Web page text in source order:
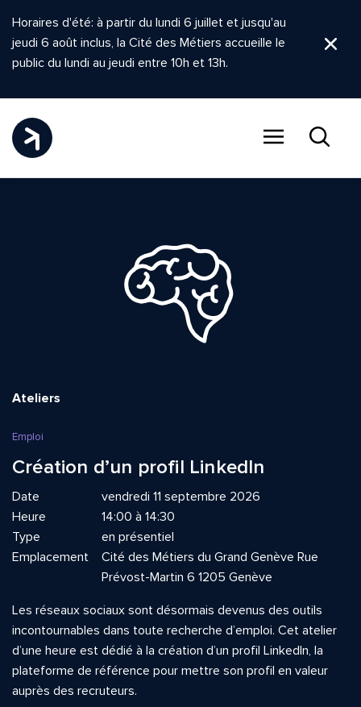
Horaires d'été: à partir du lundi 6 juillet et jusqu'au
jeudi 6 août inclus, la Cité des Métiers accueille le
public du lundi au jeudi entre 10h et 13h.
Ateliers
Emploi
Création d’un profil LinkedIn
Date
vendredi 11 septembre 2026
Heure
14:00 à 14:30
Type
en présentiel
Emplacement
Cité des Métiers du Grand Genève Rue
Prévost-Martin 6 1205 Genève
Les réseaux sociaux sont désormais devenus des outils
incontournables dans toute recherche d’emploi. Cet atelier
d’une heure est dédié à la création d’un profil LinkedIn, la
plateforme de référence pour mettre son profil en valeur
auprès des recruteurs.